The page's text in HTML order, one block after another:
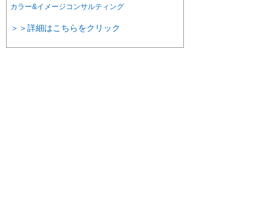
カラー&イメージコンサルティング
＞＞詳細はこちらをクリック